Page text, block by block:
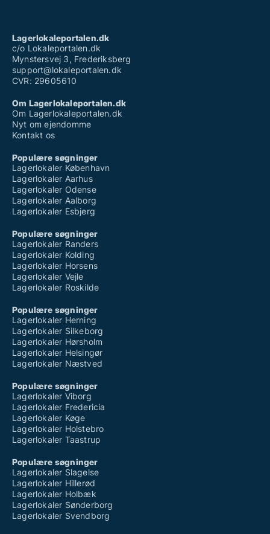
Lagerlokaleportalen.dk
c/o Lokaleportalen.dk
Mynstersvej 3, Frederiksberg
support@lokaleportalen.dk
CVR: 29605610
Om Lagerlokaleportalen.dk
Om Lagerlokaleportalen.dk
Nyt om ejendomme
Kontakt os
Populære søgninger
Lagerlokaler København
Lagerlokaler Aarhus
Lagerlokaler Odense
Lagerlokaler Aalborg
Lagerlokaler Esbjerg
Populære søgninger
Lagerlokaler Randers
Lagerlokaler Kolding
Lagerlokaler Horsens
Lagerlokaler Vejle
Lagerlokaler Roskilde
Populære søgninger
Lagerlokaler Herning
Lagerlokaler Silkeborg
Lagerlokaler Hørsholm
Lagerlokaler Helsingør
Lagerlokaler Næstved
Populære søgninger
Lagerlokaler Viborg
Lagerlokaler Fredericia
Lagerlokaler Køge
Lagerlokaler Holstebro
Lagerlokaler Taastrup
Populære søgninger
Lagerlokaler Slagelse
Lagerlokaler Hillerød
Lagerlokaler Holbæk
Lagerlokaler Sønderborg
Lagerlokaler Svendborg